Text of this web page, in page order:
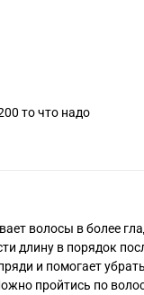
то что надо
волосы в более
длину в порядок
и помогает
пройтись по